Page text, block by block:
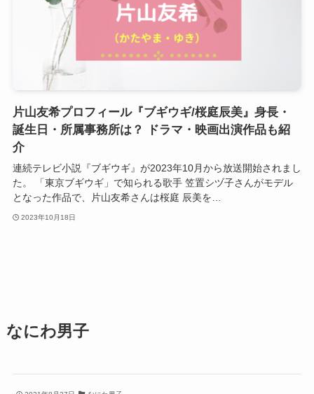
片山友希プロフィール『ブギウギ/桜庭辰美』身長・
誕生日・所属事務所は？ ドラマ・映画出演作品も紹
介
連続テレビ小説『ブギウギ』が2023年10月から放送開始されまし
た。 「東京ブギウギ」で知られる歌手 笠置シヅ子さんがモデル
となった作品で、片山友希さんは桜庭 辰美を…
2023年10月18日
なにわ男子